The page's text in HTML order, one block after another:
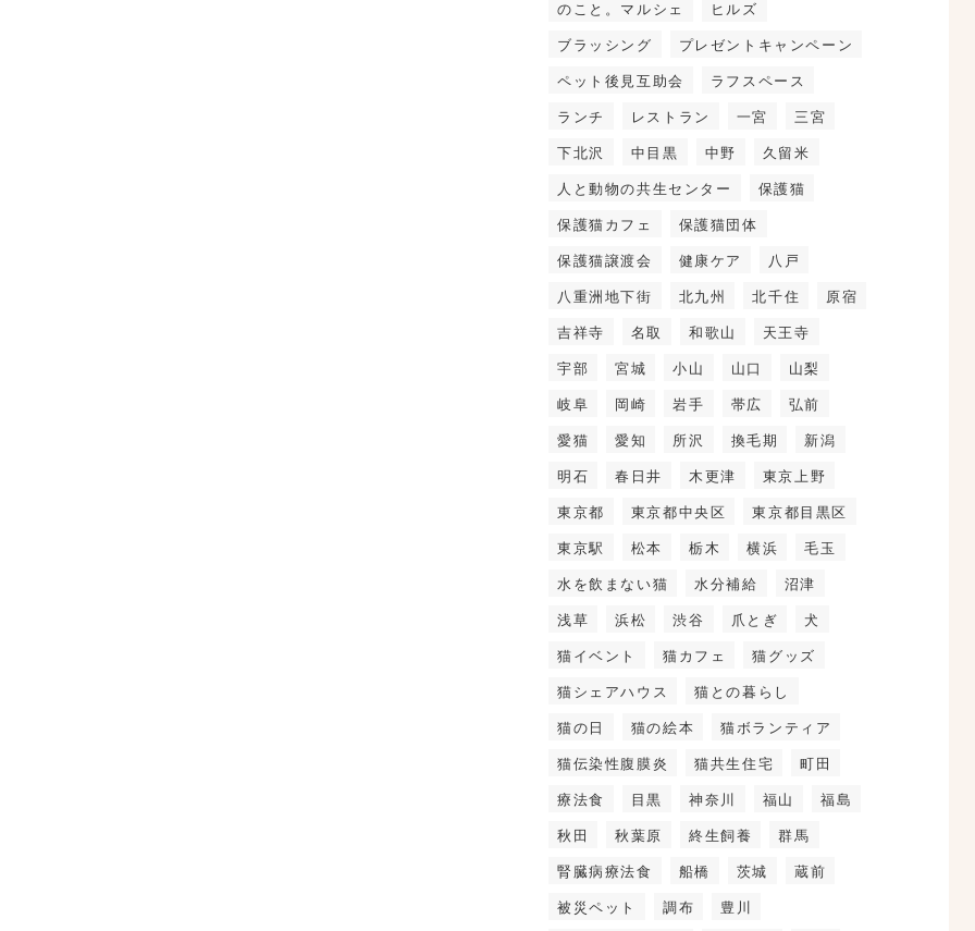
のこと。マルシェ
ヒルズ
ブラッシング
プレゼントキャンペーン
ペット後見互助会
ラフスペース
ランチ
レストラン 一宮
三宮
下北沢
中目黒 中野
久留米
人と動物の共生センター
保護猫
保護猫カフェ
保護猫団体
保護猫譲渡会
健康ケア
八戸
八重洲地下街
北九州 北千住
原宿
吉祥寺
名取 和歌山
天王寺
宇部
宮城 小山 山口
山梨
岐阜
岡崎 岩手 帯広
弘前
愛猫
愛知 所沢 換毛期
新潟
明石
春日井 木更津
東京上野
東京都
東京都中央区
東京都目黒区
東京駅
松本 栃木 横浜
毛玉
水を飲まない猫
水分補給
沼津
浅草
浜松 渋谷 爪とぎ
犬
猫イベント
猫カフェ
猫グッズ
猫シェアハウス
猫との暮らし
猫の日
猫の絵本
猫ボランティア
猫伝染性腹膜炎
猫共生住宅
町田
療法食
目黒 神奈川 福山
福島
秋田
秋葉原 終生飼養
群馬
腎臓病療法食
船橋 茨城
蔵前
被災ペット
調布
豊川